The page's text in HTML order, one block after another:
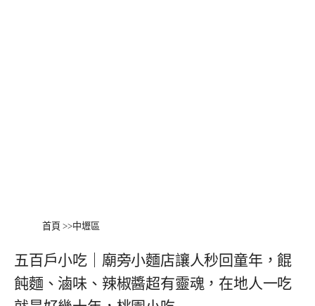
首頁 >>中壢區
五百戶小吃｜廟旁小麵店讓人秒回童年，餛
飩麵、滷味、辣椒醬超有靈魂，在地人一吃